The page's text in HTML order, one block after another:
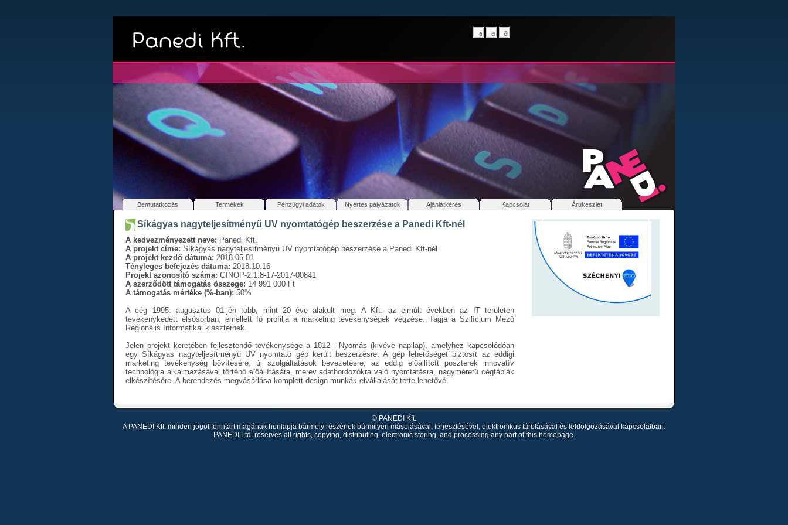
Bemutatkozás Termékek Pénzügyi adatok Nyertes pályázatok Ajánlatkérés Kapcsolat Árukészlet
Síkágyas nagyteljesítményű UV nyomtatógép beszerzése a Panedi Kft-nél
A kedvezményezett neve: Panedi Kft.
A projekt címe: Síkágyas nagyteljesítményű UV nyomtatógép beszerzése a Panedi Kft-nél
A projekt kezdő dátuma: 2018.05.01
Tényleges befejezés dátuma: 2018.10.16
Projekt azonosító száma: GINOP-2.1.8-17-2017-00841
A szerződött támogatás összege: 14 991 000 Ft
A támogatás mértéke (%-ban): 50%
A cég 1995. augusztus 01-jén több, mint 20 éve alakult meg. A Kft. az elmúlt években az IT területen
tevékenykedett elsősorban, emellett fő profilja a marketing tevékenységek végzése. Tagja a Szilícium Mező
Regionális Informatikai klaszternek.
Jelen projekt keretében fejlesztendő tevékenysége a 1812 - Nyomás (kivéve napilap), amelyhez kapcsolódóan
egy Síkágyas nagyteljesítményű UV nyomtató gép került beszerzésre. A gép lehetőséget biztosít az eddigi
marketing tevékenység bővítésére, új szolgáltatások bevezetésre, az eddig előállított poszterek innovatív
technológia alkalmazásával történő előállítására, merev adathordozókra való nyomtatásra, nagyméretű cégtáblák
elkészítésére. A berendezés megvásárlása komplett design munkák elvállalását tette lehetővé.
© PANEDI Kft.
A PANEDI Kft. minden jogot fenntart magának honlapja bármely részének bármilyen másolásával, terjesztésével, elektronikus tárolásával és feldolgozásával kapcsolatban.
PANEDI Ltd. reserves all rights, copying, distributing, electronic storing, and processing any part of this homepage.